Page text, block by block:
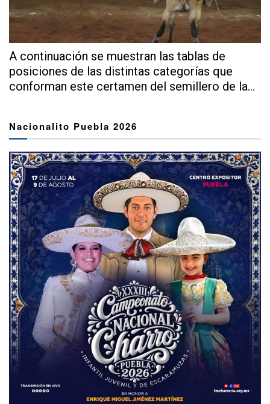
A continuación se muestran las tablas de
posiciones de las distintas categorías que
conforman este certamen del semillero de la...
Nacionalito Puebla 2026